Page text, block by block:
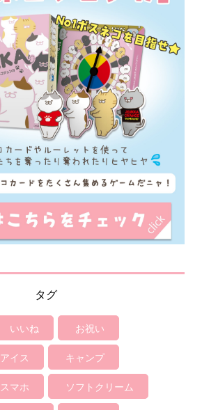
タグ
いいね お祝い
アイス キャンプ
スマホ ソフトクリーム